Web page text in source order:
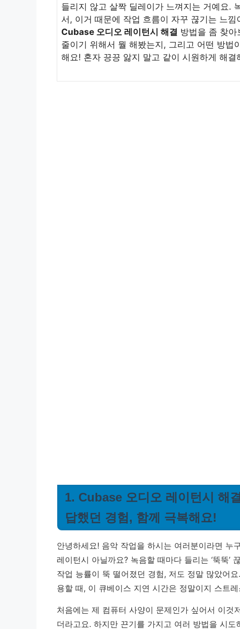
들리지 않고 살짝 딜레이가 느껴지는 거예요.
서, 이거 때문에 작업 흐름이 자꾸 끊기는 느낌
Cubase 오디오 레이턴시 해결 방법을 좀 찾
줄이기 위해서 뭘 해봤는지, 그리고 어떤 방법
해요! 혼자 끙끙 앓지 말고 같이 시원하게 해결
1. Cubase 오디오 레이턴시 해
답했던 경험, 함께 극복해요!
안녕하세요! 음악 작업을 하시는 여러분이라면 누
레이턴시 아닐까요? 녹음할 때마다 들리는 ‘뚝뚝’
작업 능률이 뚝 떨어졌던 경험, 저도 정말 많았어
용할 때, 이 큐베이스 지연 시간은 정말이지 스트
처음에는 제 컴퓨터 사양이 문제인가 싶어서 이것
더라고요. 하지만 끈기를 가지고 여러 방법을 시